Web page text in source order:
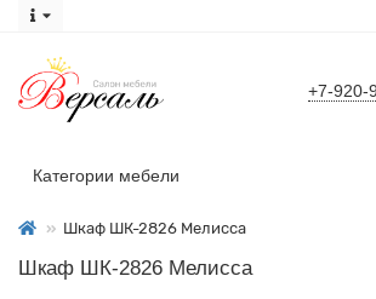
+7-920-
Категории мебели
Шкаф ШК-2826 Мелисса
Шкаф ШК-2826 Мелисса